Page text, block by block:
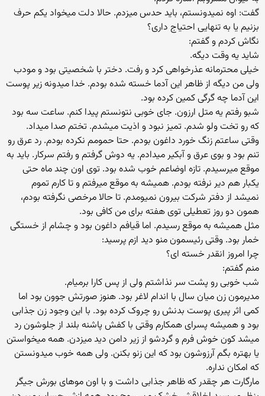
گفت: اوه نمیدونستم، باید حدس میزدم. حالا دلت میخواد یکم حرف
بزنیم یا به تنهایی احتیاج داری؟
نگاش کردم و گفتم:
شاید یه وقت دیگه.
خیلی محترمانه عذرخواهی کرد و رفت. دختر با شخصیتی بود و مودب
ولی من دیگه از ظاهر این آدما خسته شده بودم. خدا میدونه زیر پوست
این آدما چه گرگی کمین کرده بود.
شبو رفتم یه متل ارزون. جای خوبی نتونستم پیدا کنم. ساعت سه بود
که رو تخت ولو شدم. تمیز نبود و اذیت میشدم. تختم صدا میداد.
وقتی ساعتم زنگ خورد داغون بودم. حتا حمومم نکرده بودم. رد عرق رو
تنم بود و بوی عرق و آبکیر میدادم. یه دوش گرفتم و رفتم سرکار. باید به
موقع میرسیدم. تازه اوضاعم خوب شده بود. توی اون چند ماه حتی
یکبار هم دیر نرفته بودم. همیشه به موقع میرفتم و تا کارم تموم
نمیشد از دفتر شرکت بیرون نمیومدم. تا حالا مرخصی نگرفته بودم،
همون دو روز تعطیلی توی هفته برای من کافی بود.
مثل همیشه به موقع رسیدم. اما قیافم داغون بود و چشام از خستگی
خمار بود. وقتی رئیسمون منو دید ازم پرسید:
چرا امروز انقدر خسته ای؟
منم گفتم:
شب خوبی رو پشت سر نذاشتم ولی از پس کارا برمیام.
مدیرمون زن میان‌ سال با اندام لاغر بود‌. هنوز صورتش جوون بود اما
کمی اثر پیری پوست بدنش رو چروک کرده بود. با این وجود زن جذابی
بود و همیشه پسرای همکارم وقتی با کفش پاشنه بلند از جلوشون رد
میشد کون خوش فرم و گردشو از زیر دامن دید میزدن. همه میخواستن
یا بهتره بگم آرزوشون بود که این زنو بکنن. ولی همه خوب میدونستن
که امکان نداره.
مارگارت هر چقدر که ظاهر جذابی داشت و با اون موهای بورش جیگر